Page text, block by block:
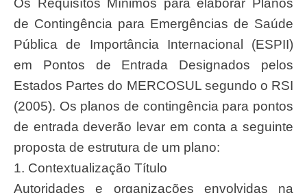
Os Requisítos Mínimos para elaborar Planos
de Contingência para Emergências de Saúde
Pública de Importância Internacional (ESPII)
em Pontos de Entrada Designados pelos
Estados Partes do MERCOSUL segundo o RSI
(2005). Os planos de contingência para pontos
de entrada deverão levar em conta a seguinte
proposta de estrutura de um plano:
1. Contextualização Título
Autoridades e organizações envolvidas na